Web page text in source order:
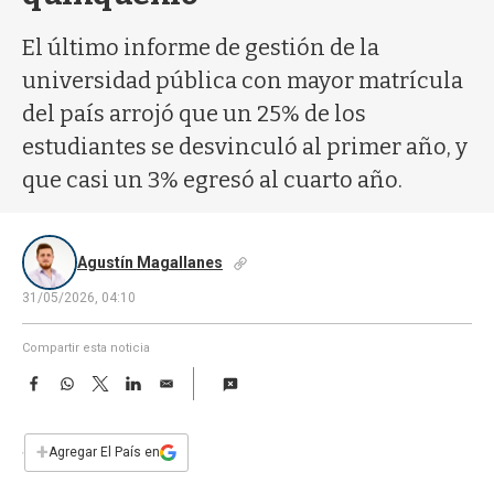
El último informe de gestión de la
universidad pública con mayor matrícula
del país arrojó que un 25% de los
estudiantes se desvinculó al primer año, y
que casi un 3% egresó al cuarto año.
Agustín Magallanes
31/05/2026, 04:10
Compartir esta noticia
F
e
b
W
s
T
w
t
L
E
i
l
+Agregar El País en